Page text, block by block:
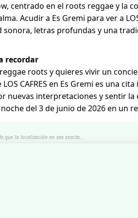
centrado en el roots reggae y la
Acudir a Es Gremi para ver a
sonora, letras profundas y una
recordar
roots y quieres vivir un
CAFRES en Es Gremi es una
nuevas interpretaciones y sentir
del 3 de junio de 2026 en un
que la localización no sea exacta...